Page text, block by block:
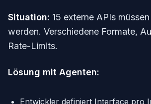
Situation: 15 externe APIs
werden. Verschiedene Formate,
Rate-Limits.
Lösung mit Agenten:
Entwickler definiert Interface pro